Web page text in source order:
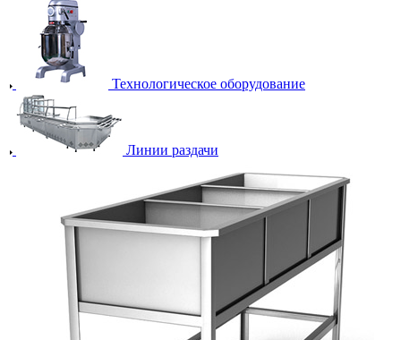
Технологическое оборудование
Линии раздачи